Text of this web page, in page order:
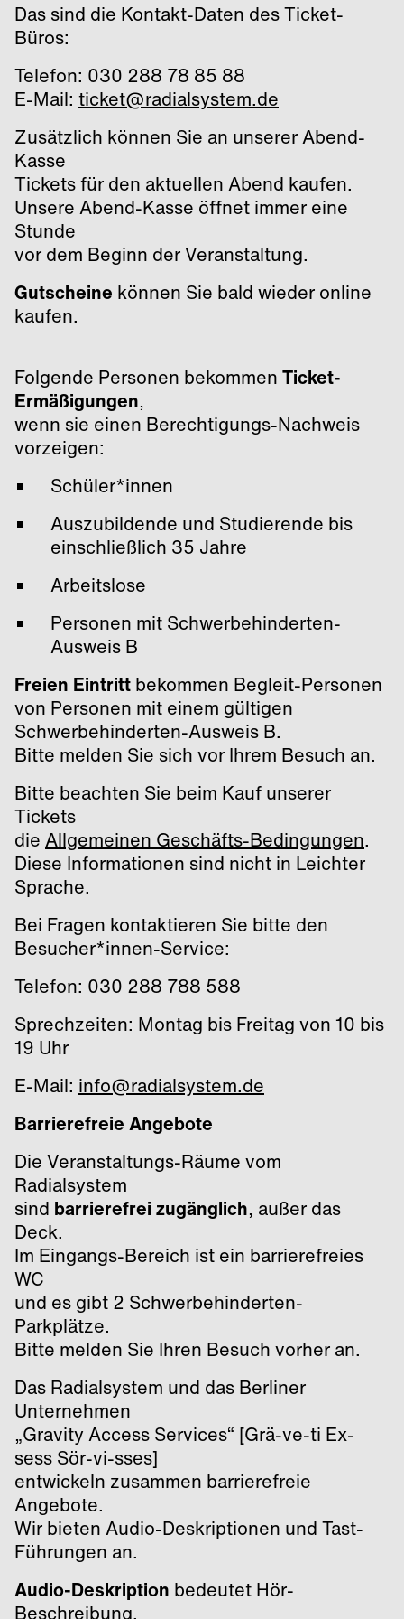
Das sind die Kontakt-Daten des Ticket-
Büros:
Telefon: 030 288 78 85 88
E-Mail: ticket@radialsystem.de
Zusätzlich können Sie an unserer Abend-
Kasse
Tickets für den aktuellen Abend kaufen.
Unsere Abend-Kasse öffnet immer eine
Stunde
vor dem Beginn der Veranstaltung.
Gutscheine können Sie bald wieder online
kaufen.
Folgende Personen bekommen Ticket-
Ermäßigungen,
wenn sie einen Berechtigungs-Nachweis
vorzeigen:
Schüler*innen
Auszubildende und Studierende bis
einschließlich 35 Jahre
Arbeitslose
Personen mit Schwerbehinderten-
Ausweis B
Freien Eintritt bekommen Begleit-Personen
von Personen mit einem gültigen
Schwerbehinderten-Ausweis B.
Bitte melden Sie sich vor Ihrem Besuch an.
Bitte beachten Sie beim Kauf unserer
Tickets
die Allgemeinen Geschäfts-Bedingungen.
Diese Informationen sind nicht in Leichter
Sprache.
Bei Fragen kontaktieren Sie bitte den
Besucher*innen-Service:
Telefon: 030 288 788 588
Sprechzeiten: Montag bis Freitag von 10 bis
19 Uhr
E-Mail: info@radialsystem.de
Barrierefreie Angebote
Die Veranstaltungs-Räume vom
Radialsystem
sind barrierefrei zugänglich, außer das
Deck.
Im Eingangs-Bereich ist ein barrierefreies
WC
und es gibt 2 Schwerbehinderten-
Parkplätze.
Bitte melden Sie Ihren Besuch vorher an.
Das Radialsystem und das Berliner
Unternehmen
„Gravity Access Services“ [Grä-ve-ti Ex-
sess Sör-vi-sses]
entwickeln zusammen barrierefreie
Angebote.
Wir bieten Audio-Deskriptionen und Tast-
Führungen an.
Audio-Deskription bedeutet Hör-
Beschreibung.